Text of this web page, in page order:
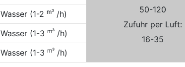
50-120
Zufuhr per Luft:
16-35
Wasser (1-2 m³ /h)
Wasser (1-3 m³/h)
Wasser (1-3 m³/h)